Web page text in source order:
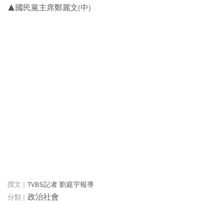
▲國民黨主席鄭麗文(中)
TVBS記者 劉庭宇報導
政治社會